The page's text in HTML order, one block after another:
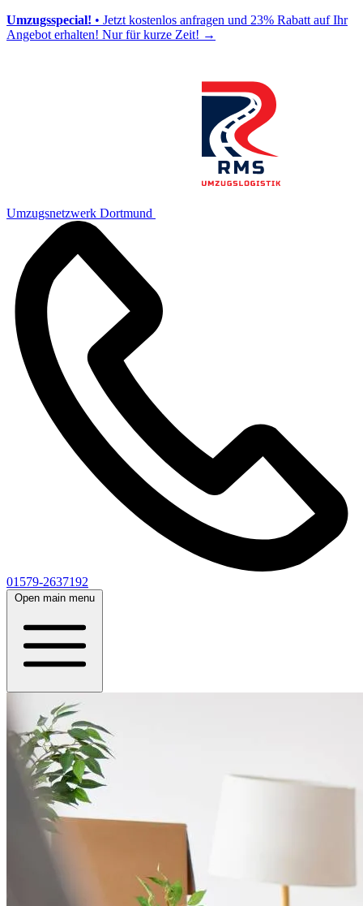
Umzugsspecial! • Jetzt kostenlos anfragen und 23% Rabatt auf Ihr
Angebot erhalten! Nur für kurze Zeit! →
Umzugsnetzwerk Dortmund
01579-2637192
Open main menu